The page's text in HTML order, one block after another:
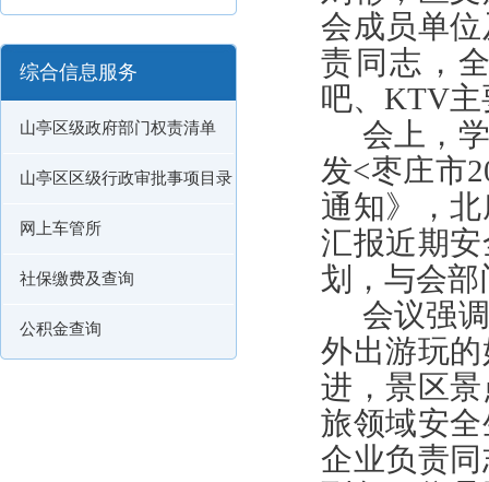
综合信息服务
山亭区级政府部门权责清单
山亭区区级行政审批事项目录
网上车管所
社保缴费及查询
公积金查询
会成员单
责同志，
吧、KTV
会上，
发<枣庄市
通知》，
汇报近期
划，与会
会议强
外出游玩
进，景区
旅领域安
企业负责